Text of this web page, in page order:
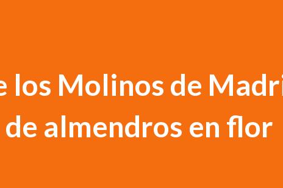
los Molinos de
almendros en flor